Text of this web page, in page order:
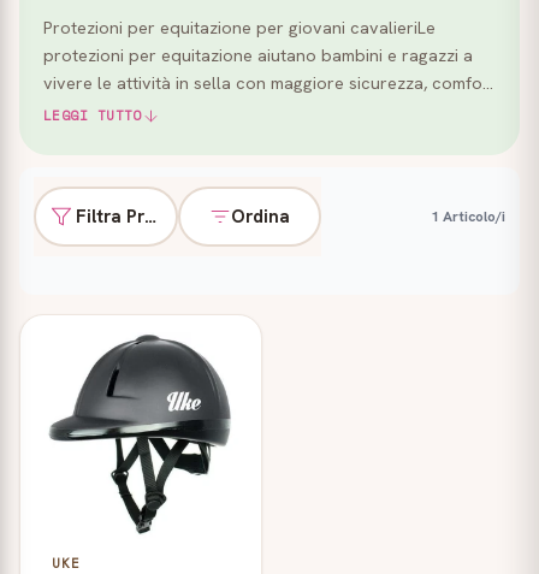
Protezioni per equitazione per giovani cavalieriLe
protezioni per equitazione aiutano bambini e ragazzi a
vivere le attività in sella con maggiore sicurezza, comfort
e libertà di movimento. In questa categoria trovi acc…
LEGGI TUTTO
Filtra Prodotti Ordina 1 Articolo/i
Prodotti
UKE